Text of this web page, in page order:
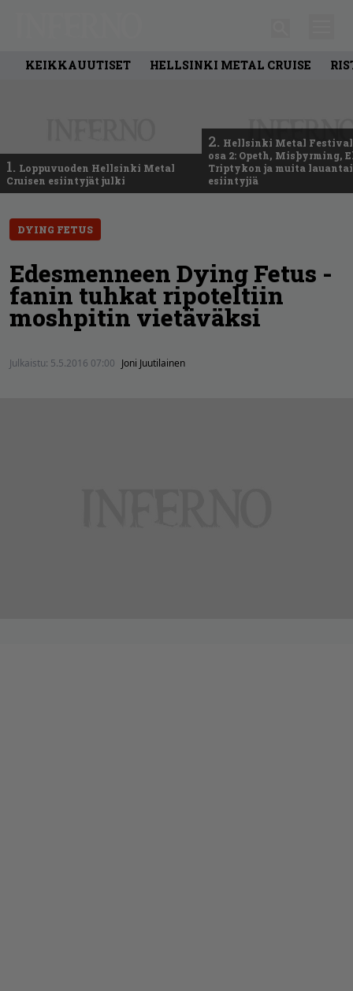
KEIKKAUUTISET HELLSINKI METAL CRUISE
1. Loppuvuoden Hellsinki Metal
Cruisen esiintyjät julki
2. Hellsinki Metal
osa 2: Opeth, Misþyrming,
Triptykon ja muita
esiintyjiä
DYING FETUS
Edesmenneen Dying Fetus -
fanin tuhkat ripoteltiin
moshpitin vietäväksi
Julkaistu: 5.5.2016 07:00 Joni Juutilainen